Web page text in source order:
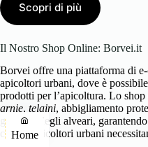
Scopri di più
Il Nostro Shop Online: Borvei.it
Borvei offre una piattaforma di
apicoltori urbani, dove è
prodotti per l’apicoltura. Lo
arnie, telaini, abbigliamento
gestione degli alveari,
che gli apicoltori urbani
Home